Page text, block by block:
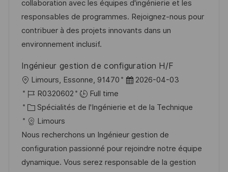
t
i
o
n
f
i
c
g
e
c
e
d
u
o
s
t
e
r
i
e
collaboration avec les équipes d'ingénierie et les
responsables de programmes. Rejoignez-nous pour
contribuer à des projets innovants dans un
environnement inclusif.
Ingénieur gestion de configuration H/F
o
c
a
l
i
s
Limours, Essonne, 91470
D
t
d
’
a
2026-04-03
R
é
f
é
r
e
R0320602
Full time
C
a
t
é
g
Spécialités de l'Ingénierie et de la Technique
Limours
Nous recherchons un Ingénieur gestion de
configuration passionné pour rejoindre notre équipe
dynamique. Vous serez responsable de la gestion